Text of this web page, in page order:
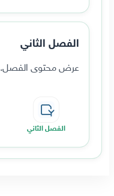
الفصل الثاني
عرض محتوى الفصل.
الفصل الثاني